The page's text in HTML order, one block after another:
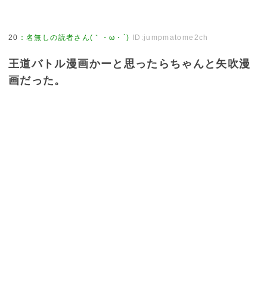
20 ：名無しの読者さん(｀・ω・´) ID:jumpmatome2ch
王道バトル漫画かーと思ったらちゃんと矢吹漫
画だった。